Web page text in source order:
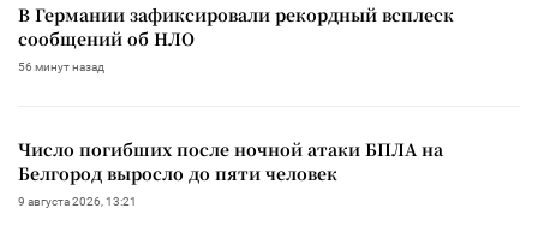
В Германии зафиксировали рекордный всплеск
сообщений об НЛО
56 минут назад
Число погибших после ночной атаки БПЛА на
Белгород выросло до пяти человек
9 августа 2026, 13:21